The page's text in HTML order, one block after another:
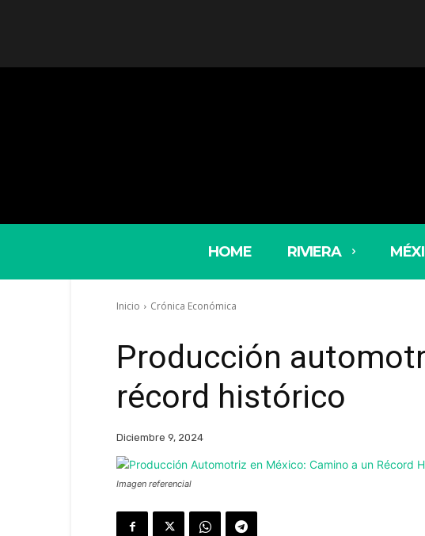
HOME RIVIERA
Inicio Crónica Económica
Producción
récord histórico
Diciembre 9, 2024
Imagen referencial